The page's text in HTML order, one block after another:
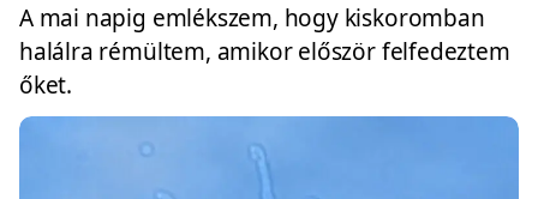
A mai napig emlékszem, hogy kiskoromban
halálra rémültem, amikor először felfedeztem
őket.